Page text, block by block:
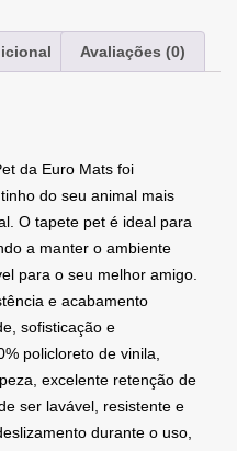
Avaliações (0)
da Euro Mats foi
do seu animal mais
O tapete pet é ideal para
a manter o ambiente
para o seu melhor amigo.
e acabamento
sofisticação e
policloreto de vinila,
excelente retenção de
ser lavável, resistente e
durante o uso,